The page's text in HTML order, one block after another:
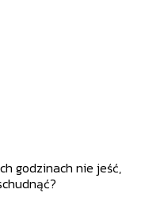
godzinach nie jeść,